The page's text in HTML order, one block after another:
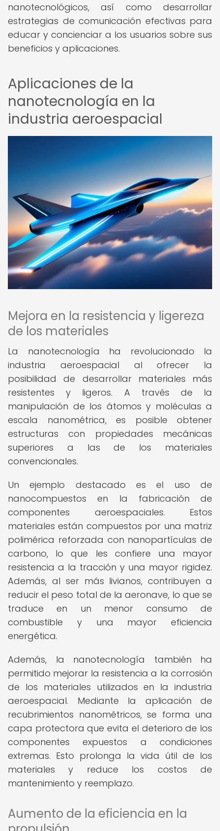
nanotecnológicos, así como desarrollar
estrategias de comunicación efectivas para
educar y concienciar a los usuarios sobre sus
beneficios y aplicaciones.
Aplicaciones de la
nanotecnología en la
industria aeroespacial
Mejora en la resistencia y ligereza
de los materiales
La nanotecnología ha revolucionado la
industria aeroespacial al ofrecer la
posibilidad de desarrollar materiales más
resistentes y ligeros. A través de la
manipulación de los átomos y moléculas a
escala nanométrica, es posible obtener
estructuras con propiedades mecánicas
superiores a las de los materiales
convencionales.
Un ejemplo destacado es el uso de
nanocompuestos en la fabricación de
componentes aeroespaciales. Estos
materiales están compuestos por una matriz
polimérica reforzada con nanopartículas de
carbono, lo que les confiere una mayor
resistencia a la tracción y una mayor rigidez.
Además, al ser más livianos, contribuyen a
reducir el peso total de la aeronave, lo que se
traduce en un menor consumo de
combustible y una mayor eficiencia
energética.
Además, la nanotecnología también ha
permitido mejorar la resistencia a la corrosión
de los materiales utilizados en la industria
aeroespacial. Mediante la aplicación de
recubrimientos nanométricos, se forma una
capa protectora que evita el deterioro de los
componentes expuestos a condiciones
extremas. Esto prolonga la vida útil de los
materiales y reduce los costos de
mantenimiento y reemplazo.
Aumento de la eficiencia en la